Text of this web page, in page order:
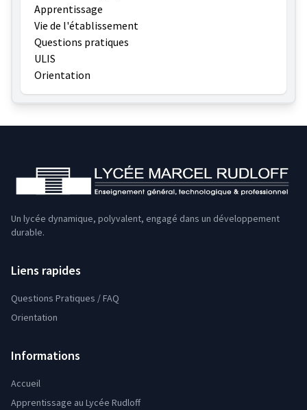
Apprentissage
Vie de l'établissement
Questions pratiques
ULIS
Orientation
Un lycée dynamique, polyvalent, engagé dans un développement
durable.
Liens rapides
Questions Pratiques / FAQ
Orientation
Informations
Accueil
Apprentissage au Lycée Rudloff